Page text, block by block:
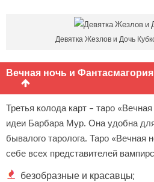
Девятка Жезлов и Дочь
Вечная ночь и Фантасмагория
Третья колода карт – таро
идеи Барбара Мур. Она удобна
бывалого таролога. Таро «Вечная
себе всех представителей
безобразные и красавцы;